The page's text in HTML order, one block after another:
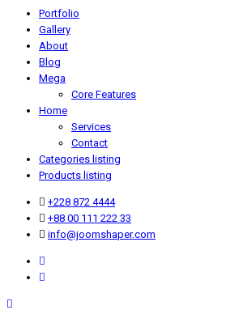
Portfolio
Gallery
About
Blog
Mega
Core Features
Home
Services
Contact
Categories listing
Products listing
+228 872 4444
+88 00 111 222 33
info@joomshaper.com